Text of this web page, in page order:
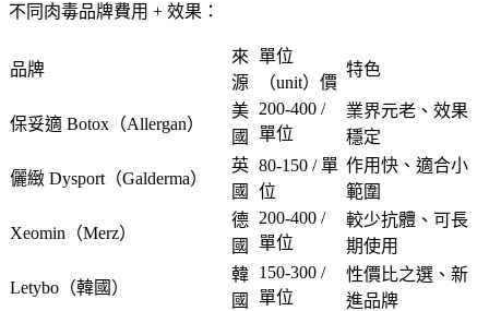
不同肉毒品牌費用 + 效果：
品牌
來
源
單位
（unit）價
特色
保妥適 Botox （Allergan）
美
國
200-400 /
單位
業界元老 、效果
穩定
儷緻 Dysport （Galderma）
英
國
80-150 / 單
位
作用快 、適合小
範圍
Xeomin （Merz）
德
國
200-400 /
單位
較少抗體 、可長
期使用
Letybo （韓國）
韓
國
150-300 /
單位
性價比之選、新
進品牌